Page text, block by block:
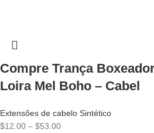
Compre Trança
Loira Mel Boho – Cabel
Extensões de cabelo Sintético
$12.00 – $53.00Price